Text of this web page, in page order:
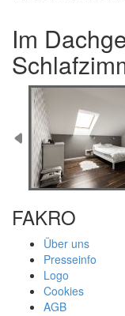
Im
FAKRO
Über uns
Presseinfo
Logo
Cookies
AGB